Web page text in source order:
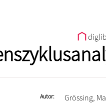
Autor Grössing,